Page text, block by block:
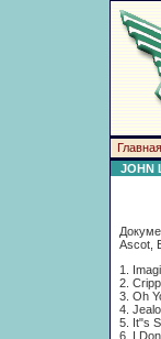
Главная
JOHN
Ascot,
1.
2.
3. Oh
4.
5. It"s
6. I